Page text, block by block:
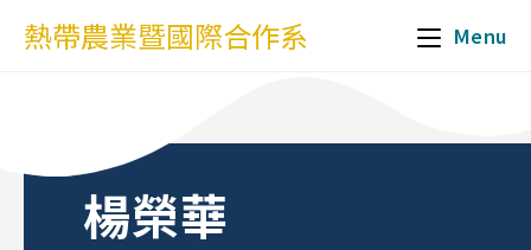
熱帶農業暨國際合作系 Menu
楊榮華